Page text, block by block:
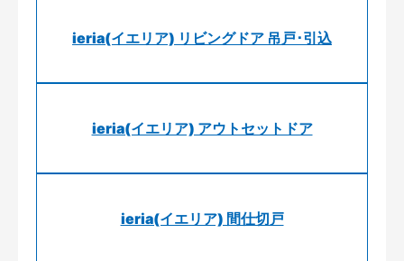
ieria(イエリア) リビングドア 吊戸･引込
ieria(イエリア) アウトセットドア
ieria(イエリア) 間仕切戸